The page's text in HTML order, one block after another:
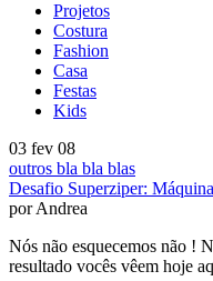
Projetos
Costura
Fashion
Casa
Festas
Kids
03 fev 08
outros bla bla blas
Desafio Superziper:
por Andrea
Nós não esquecemos não !
resultado vocês vêem hoje